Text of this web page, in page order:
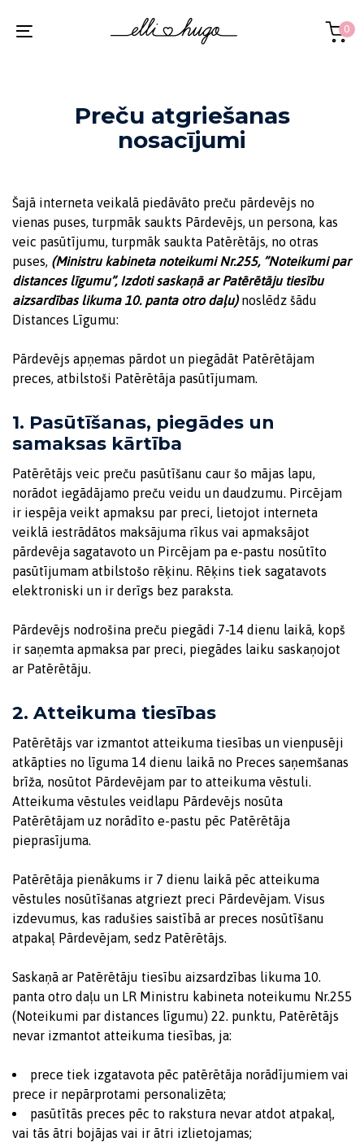
links
0
Toggle
Preču atgriešanas
nosacījumi
Šajā interneta veikalā piedāvāto preču pārdevējs no
vienas puses, turpmāk saukts Pārdevējs, un persona, kas
veic pasūtījumu, turpmāk saukta Patērētājs, no otras
puses, (Ministru kabineta noteikumi Nr.255, ”Noteikumi par
distances līgumu”, Izdoti saskaņā ar Patērētāju tiesību
aizsardības likuma 10. panta otro daļu)noslēdz šādu
Distances Līgumu:
Pārdevējs apņemas pārdot un piegādāt Patērētājam
preces, atbilstoši Patērētāja pasūtījumam.
1. Pasūtīšanas, piegādes un
samaksas kārtība
Patērētājs veic preču pasūtīšanu caur šo mājas lapu,
norādot iegādājamo preču veidu un daudzumu. Pircējam
ir iespēja veikt apmaksu par preci, lietojot interneta
veiklā iestrādātos maksājuma rīkus vai apmaksājot
pārdevēja sagatavoto un Pircējam pa e-pastu nosūtīto
pasūtījumam atbilstošo rēķinu. Rēķins tiek sagatavots
elektroniski un ir derīgs bez paraksta.
Pārdevējs nodrošina preču piegādi 7-14 dienu laikā, kopš
ir saņemta apmaksa par preci, piegādes laiku saskaņojot
ar Patērētāju.
2. Atteikuma tiesības
Patērētājs var izmantot atteikuma tiesības un vienpusēji
atkāpties no līguma 14 dienu laikā no Preces saņemšanas
brīža, nosūtot Pārdevējam par to atteikuma vēstuli.
Atteikuma vēstules veidlapu Pārdevējs nosūta
Patērētājam uz norādīto e-pastu pēc Patērētāja
pieprasījuma.
Patērētāja pienākums ir 7 dienu laikā pēc atteikuma
vēstules nosūtīšanas atgriezt preci Pārdevējam. Visus
izdevumus, kas radušies saistībā ar preces nosūtīšanu
atpakaļ Pārdevējam, sedz Patērētājs.
Saskaņā ar Patērētāju tiesību aizsardzības likuma 10.
panta otro daļu un LR Ministru kabineta noteikumu Nr.255
(Noteikumi par distances līgumu) 22. punktu, Patērētājs
nevar izmantot atteikuma tiesības, ja:
prece tiek izgatavota pēc patērētāja norādījumiem vai
prece ir nepārprotami personalizēta;
pasūtītās preces pēc to rakstura nevar atdot atpakaļ,
vai tās ātri bojājas vai ir ātri izlietojamas;